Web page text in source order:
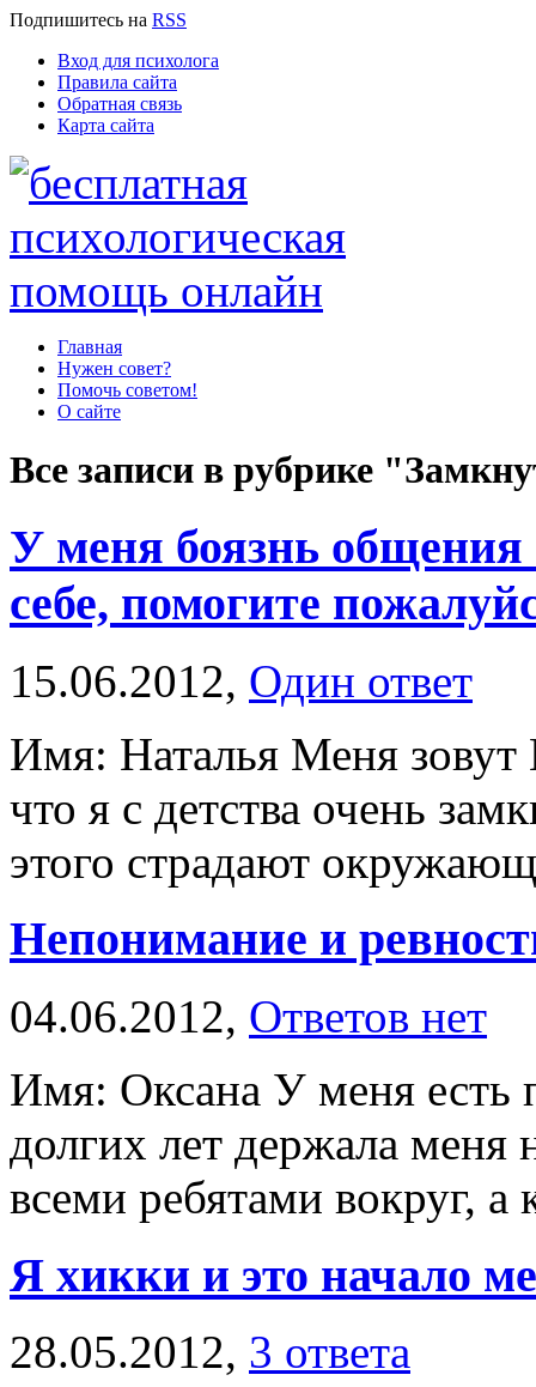
Подпишитесь на RSS
Вход для психолога
Правила сайта
Обратная связь
Карта сайта
Главная
Нужен совет?
Помочь советом!
О сайте
Все записи в рубрике
У меня боязнь
себе, помогите
15.06.2012, Один ответ
Имя: Наталья Меня зовут
что я с детства очень
этого страдают
Непонимание и
04.06.2012, Ответов нет
Имя: Оксана У меня есть
долгих лет держала меня
всеми ребятами вокруг,
Я хикки и это начало
28.05.2012, 3 ответа